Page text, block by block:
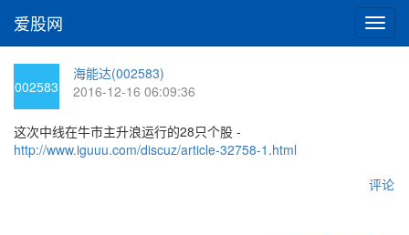
切
换
爱股网
002583
海能达(002583)
2016-12-16 06:09:36
这次中线在牛市主升浪运行的28只个股 -
http://www.iguuu.com/discuz/article-32758-1.html
评论